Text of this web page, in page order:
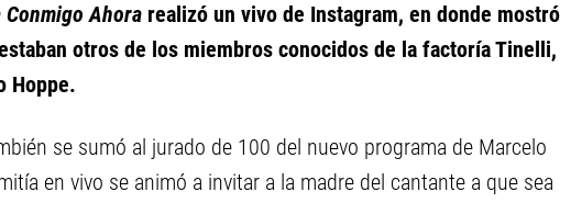
Conmigo Ahora realizó un vivo de Instagram, en donde mostró
otros de los miembros conocidos de la factoría Tinelli,
Hoppe.
se sumó al jurado de 100 del nuevo programa de Marcelo
en vivo se animó a invitar a la madre del cantante a que sea